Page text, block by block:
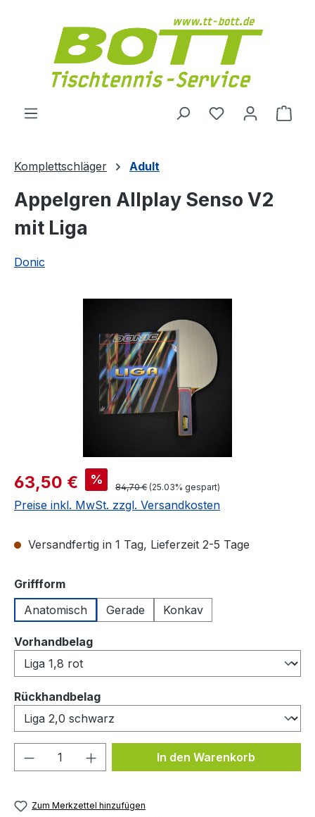
Du hast 0
Komplettschläger Adult
Appelgren Allplay Senso V2
mit Liga
Donic
Verkaufspreis:
63,50 € % Regulärer Preis:
84,70 € (25.03% gespart)
Preise inkl. MwSt. zzgl. Versandkosten
Versandfertig in 1 Tag, Lieferzeit 2-5 Tage
Griffformauswählen
Anatomisch
Gerade Konkav
Vorhandbelagauswählen
Rückhandbelagauswählen
Produkt Anzahl: Gib denIn den Warenkorb
Zum Merkzettel hinzufügen